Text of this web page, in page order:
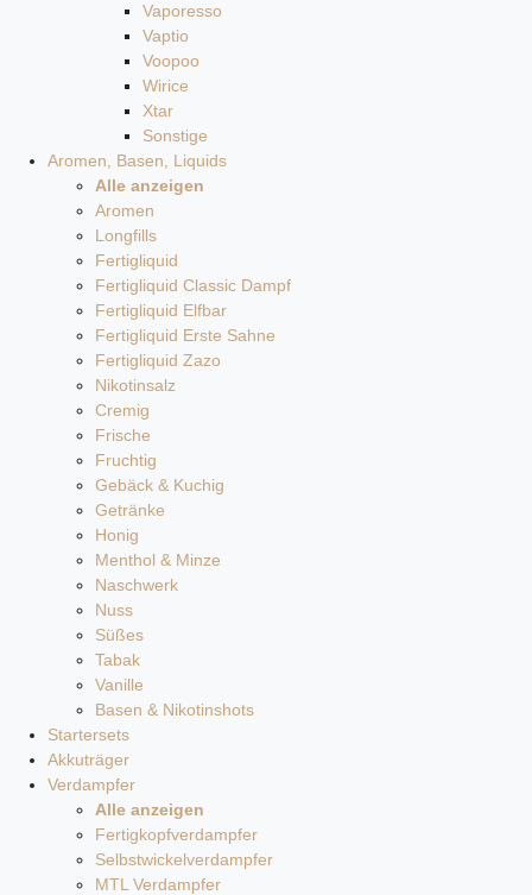
Vaporesso
Vaptio
Voopoo
Wirice
Xtar
Sonstige
Aromen, Basen, Liquids
Alle anzeigen
Aromen
Longfills
Fertigliquid
Fertigliquid Classic Dampf
Fertigliquid Elfbar
Fertigliquid Erste Sahne
Fertigliquid Zazo
Nikotinsalz
Cremig
Frische
Fruchtig
Gebäck & Kuchig
Getränke
Honig
Menthol & Minze
Naschwerk
Nuss
Süßes
Tabak
Vanille
Basen & Nikotinshots
Startersets
Akkuträger
Verdampfer
Alle anzeigen
Fertigkopfverdampfer
Selbstwickelverdampfer
MTL Verdampfer